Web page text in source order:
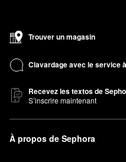
Trouver un magasin
Clavardage avec le service
Recevez les textos de
S’inscrire maintenant
À propos de Sephora